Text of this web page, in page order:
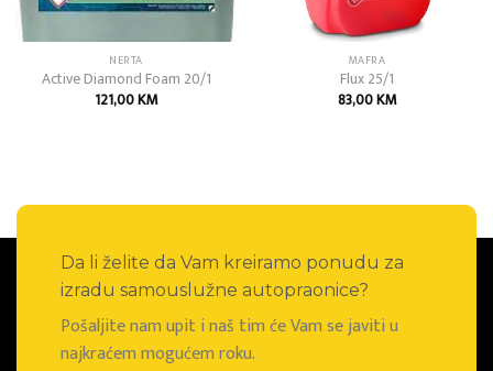
NERTA
Active Diamond Foam 20/1
121,00KM
MAFRA
Flux 25/1
83,00KM
Da li želite da Vam kreiramo ponudu za
izradu samouslužne autopraonice?
Pošaljite nam upit i naš tim će Vam se javiti u
najkraćem mogućem roku.